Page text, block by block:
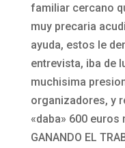
familiar cercano
muy precaria
ayuda, estos le
entrevista, iba de
muchisima
organizadores, y
«daba» 600 euros
GANANDO EL